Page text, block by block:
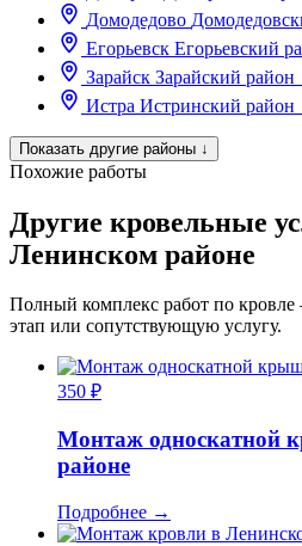
Домодедово
Егорьевск Егорьевский
Зарайск Зарайский район
Истра Истринский район
Показать другие районы ↓
Похожие работы
Другие кровельные
Ленинском районе
Полный комплекс работ по
этап или сопутствующую услугу.
350 ₽
Монтаж односкатной
районе
Подробнее →